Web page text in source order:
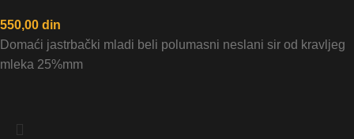
550,00 din
Domaći jastrbački mladi beli polumasni neslani sir od kravljeg
mleka 25%mm